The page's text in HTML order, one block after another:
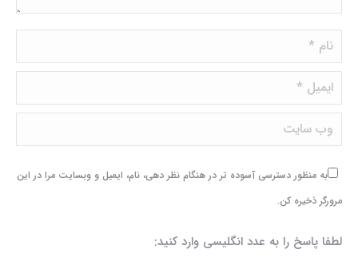
نام *
ایمیل *
وب سایت
به منظور دسترسی آسوده تر در هنگام نظر دهی، نام، ایمیل و وبسایت مرا در این
مرورگر ذخیره کن.
لطفا پاسخ را به عدد انگلیسی وارد کنید: